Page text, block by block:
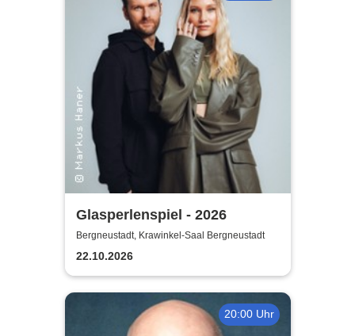
Glasperlenspiel - 2026
Bergneustadt, Krawinkel-Saal Bergneustadt
22.10.2026
20:00 Uhr